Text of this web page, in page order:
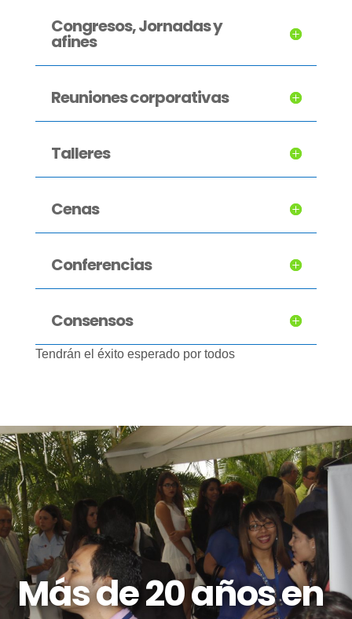
Congresos, Jornadas y
afines
Reuniones corporativas
Talleres
Cenas
Conferencias
Consensos
Tendrán el éxito esperado por todos
Más de 20 años en